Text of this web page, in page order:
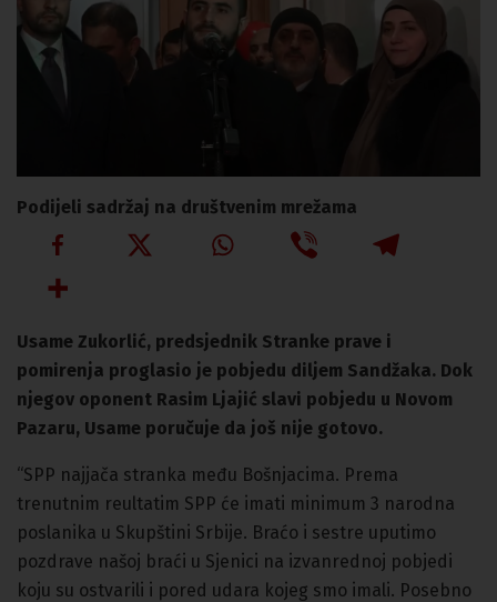
Podijeli sadržaj na društvenim mrežama
Usame Zukorlić, predsjednik Stranke prave i
pomirenja proglasio je pobjedu diljem Sandžaka. Dok
njegov oponent Rasim Ljajić slavi pobjedu u Novom
Pazaru, Usame poručuje da još nije gotovo.
“SPP najjača stranka među Bošnjacima. Prema
trenutnim reultatim SPP će imati minimum 3 narodna
poslanika u Skupštini Srbije. Braćo i sestre uputimo
pozdrave našoj braći u Sjenici na izvanrednoj pobjedi
koju su ostvarili i pored udara kojeg smo imali. Posebno